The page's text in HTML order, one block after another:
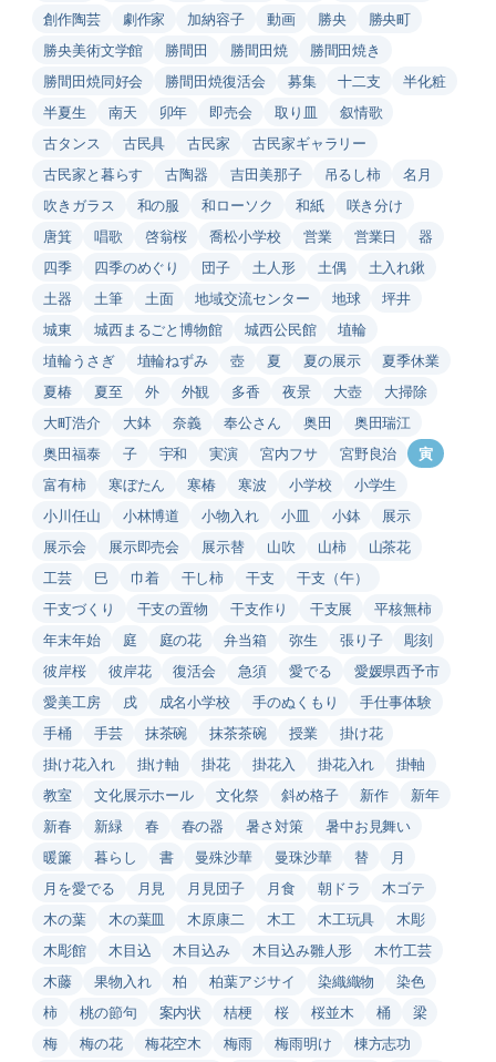
創作陶芸
劇作家 加納容子 動画 勝央
勝央町
勝央美術文学館
勝間田 勝間田焼
勝間田焼き
勝間田焼同好会
勝間田焼復活会 募集 十二支
半化粧
半夏生
南天 卯年 即売会 取り皿
叙情歌
古タンス
古民具 古民家
古民家ギャラリー
古民家と暮らす
古陶器 吉田美那子 吊るし柿
名月
吹きガラス
和の服 和ローソク 和紙
咲き分け
唐箕
唱歌 啓翁桜 喬松小学校 営業 営業日
器
四季
四季のめぐり 団子 土人形 土偶
土入れ鍬
土器
土筆 土面 地域交流センター 地球
坪井
城東
城西まるごと博物館 城西公民館
埴輪
埴輪うさぎ
埴輪ねずみ 壺 夏 夏の展示
夏季休業
夏椿
夏至 外 外観 多香 夜景 大壺
大掃除
大町浩介
大鉢 奈義 奉公さん 奥田
奥田瑞江
奥田福泰
子 宇和 実演 宮内フサ 宮野良治
寅
富有柿
寒ぼたん 寒椿 寒波 小学校
小学生
小川任山
小林博道 小物入れ 小皿 小鉢
展示
展示会
展示即売会 展示替 山吹 山柿
山茶花
工芸
巳 巾着 干し柿 干支
干支（午）
干支づくり
干支の置物 干支作り 干支展
平核無柿
年末年始
庭 庭の花 弁当箱 弥生 張り子
彫刻
彼岸桜
彼岸花 復活会 急須 愛でる
愛媛県西予市
愛美工房
戌 成名小学校 手のぬくもり
手仕事体験
手桶
手芸 抹茶碗 抹茶茶碗 授業
掛け花
掛け花入れ
掛け軸 掛花 掛花入 掛花入れ
掛軸
教室
文化展示ホール 文化祭 斜め格子 新作
新年
新春
新緑 春 春の器 暑さ対策
暑中お見舞い
暖簾
暮らし 書 曼殊沙華 曼珠沙華 替
月
月を愛でる
月見 月見団子 月食 朝ドラ
木ゴテ
木の葉
木の葉皿 木原康二 木工 木工玩具
木彫
木彫館
木目込 木目込み 木目込み雛人形
木竹工芸
木藤
果物入れ 柏 柏葉アジサイ 染織織物
染色
柿
桃の節句 案内状 桔梗 桜 桜並木 桶
梁
梅
梅の花 梅花空木 梅雨 梅雨明け 棟方志功